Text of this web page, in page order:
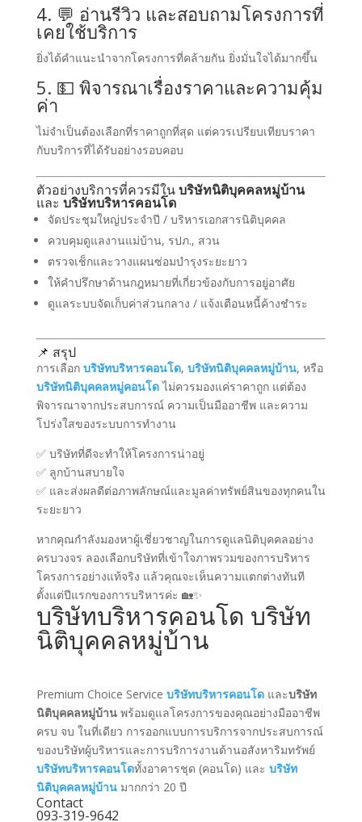
4. 💬 อ่านรีวิว และสอบถามโครงการที่
เคยใช้บริการ
ยิ่งได้คำแนะนำจากโครงการที่คล้ายกัน ยิ่งมั่นใจได้มากขึ้น
5. 💵 พิจารณาเรื่องราคาและความคุ้ม
ค่า
ไม่จำเป็นต้องเลือกที่ราคาถูกที่สุด แต่ควรเปรียบเทียบราคา
กับบริการที่ได้รับอย่างรอบคอบ
ตัวอย่างบริการที่ควรมีในบริษัทนิติบุคคลหมู่บ้าน
และ บริษัทบริหารคอนโด
จัดประชุมใหญ่ประจำปี / บริหารเอกสารนิติบุคคล
ควบคุมดูแลงานแม่บ้าน, รปภ., สวน
ตรวจเช็กและวางแผนซ่อมบำรุงระยะยาว
ให้คำปรึกษาด้านกฎหมายที่เกี่ยวข้องกับการอยู่อาศัย
ดูแลระบบจัดเก็บค่าส่วนกลาง / แจ้งเตือนหนี้ค้างชำระ
📌 สรุป
การเลือก บริษัทบริหารคอนโด, บริษัทนิติบุคคลหมู่บ้าน, หรือ
บริษัทนิติบุคคลหมู่คอนโดไม่ควรมองแค่ราคาถูก แต่ต้อง
พิจารณาจากประสบการณ์ ความเป็นมืออาชีพ และความ
โปร่งใสของระบบการทำงาน
✅ บริษัทที่ดีจะทำให้โครงการน่าอยู่
✅ ลูกบ้านสบายใจ
✅ และส่งผลดีต่อภาพลักษณ์และมูลค่าทรัพย์สินของทุกคนใน
ระยะยาว
หากคุณกำลังมองหาผู้เชี่ยวชาญในการดูแลนิติบุคคลอย่าง
ครบวงจร ลองเลือกบริษัทที่เข้าใจภาพรวมของการบริหาร
โครงการอย่างแท้จริง แล้วคุณจะเห็นความแตกต่างทันที
ตั้งแต่ปีแรกของการบริหารค่ะ 🏡✨
บริษัทบริหารคอนโด บริษัท
นิติบุคคลหมู่บ้าน
Premium Choice Service บริษัทบริหารคอนโดและบริษัท
นิติบุคคลหมู่บ้านพร้อมดูแลโครงการของคุณอย่างมืออาชีพ
ครบ จบ ในที่เดียว การออกแบบการบริการจากประสบการณ์
ของบริษัทผู้บริหารและการบริการงานด้านอสังหาริมทรัพย์
บริษัทบริหารคอนโดทั้งอาคารชุด (คอนโด) และ บริษัท
นิติบุคคลหมู่บ้าน มากกว่า 20 ปี
Contact
093-319-9642